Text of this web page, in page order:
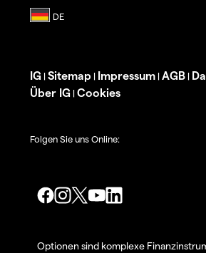
IG | Sitemap | Impressum | AGB |
Über IG | Cookies
Folgen Sie uns Online:
Optionen sind komplexe